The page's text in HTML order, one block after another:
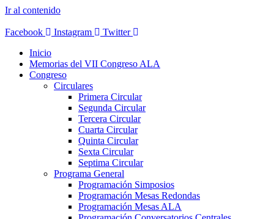
Ir al contenido
Facebook Instagram
Twitter
Inicio
Memorias del VII Congreso ALA
Congreso
Circulares
Primera Circular
Segunda Circular
Tercera Circular
Cuarta Circular
Quinta Circular
Sexta Circular
Septima Circular
Programa General
Programación Simposios
Programación Mesas Redondas
Programación Mesas ALA